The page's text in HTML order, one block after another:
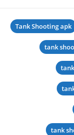
Tank Shooting apk
tank
tank